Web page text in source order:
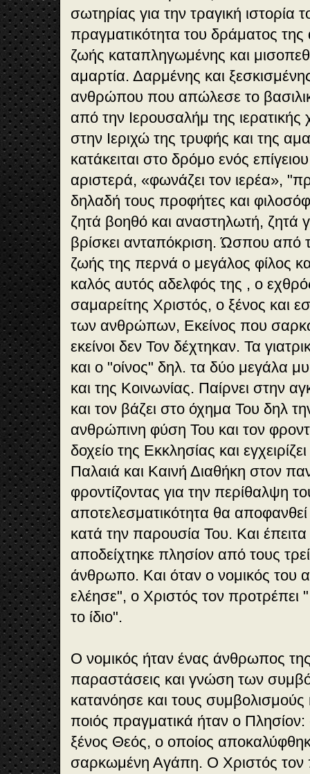
σωτηρίας για την τραγική
πραγματικότητα του δράματος
ζωής καταπληγωμένης και
αμαρτία. Δαρμένης και
ανθρώπου που απώλεσε το
από την Ιερουσαλήμ της ιερατικής
στην Ιεριχώ της τρυφής και της
κατάκειται στο δρόμο ενός
αριστερά, «φωνάζει τον ιερέα»,
δηλαδή τους προφήτες και
ζητά βοηθό και αναστηλωτή, ζητά
βρίσκει ανταπόκριση. Ώσπου από
ζωής της περνά ο μεγάλος φίλος
καλός αυτός αδελφός της , ο
σαμαρείτης Χριστός, ο ξένος και
των ανθρώπων, Εκείνος που
εκείνοι δεν Τον δέχτηκαν. Τα
και ο "οίνος" δηλ. τα δύο μεγάλα
και της Κοινωνίας. Παίρνει στην
και τον βάζει στο όχημα Του δηλ
ανθρώπινη φύση Του και τον
δοχείο της Εκκλησίας και
Παλαιά και Καινή Διαθήκη στον
φροντίζοντας για την περίθαλψη
αποτελεσματικότητα θα
κατά την παρουσία Του. Και
αποδείχτηκε πλησίον από τους
άνθρωπο. Και όταν ο νομικός του
ελέησε", ο Χριστός τον προτρέπει
το ίδιο".
Ο νομικός ήταν ένας άνθρωπος
παραστάσεις και γνώση των
κατανόησε και τους
ποιός πραγματικά ήταν ο
ξένος Θεός, ο οποίος
σαρκωμένη Αγάπη. Ο Χριστός τον